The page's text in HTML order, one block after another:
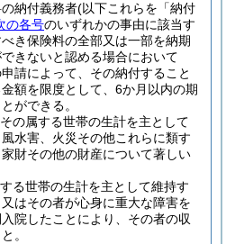
納付義務者(以下これらを「納付
の各号のいずれかの事由に該当す
き保険料の全部又は一部を納期
きないと認める場合において
請によって、その納付すること
額を限度として、6か月以内の期
ができる。
の属する世帯の生計を主として
水害、火災その他これらに類す
財その他の財産について著しい
る世帯の生計を主として維持す
はその者が心身に重大な障害を
院したことにより、その者の収
。